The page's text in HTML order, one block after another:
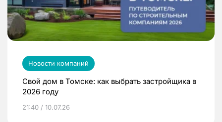
Новости компаний
Свой дом в Томске: как выбрать застройщика в
2026 году
21:40 / 10.07.26